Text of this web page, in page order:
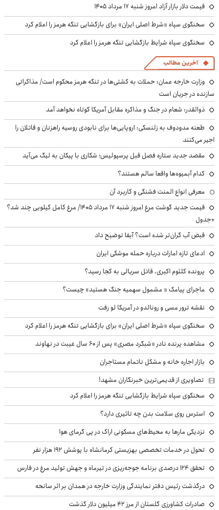
قیمت دلار بازار آزاد امروز شنبه ۱۷ مرداد ۱۴۰۵
سخنگوی سپاه «شرط اصلی ایران» برای بازگشایی تنگه هرمز را اعلام کرد
سخنگوی سپاه شرایط بازگشایی تنگه هرمز را اعلام کرد
آخرین مطالب
وزارت خارجه عمان: حملات به کشتی‌ها در تنگه هرمز محکوم است/ مذاکراتی
سازنده در جریان است
ذوالقدر: شعام در جنگ و مذاکره مقابل آمریکا کوتاه نخواهد آمد
طعنه مدودوف به زلنسکی: اروپایی‌ها برای نابودی روسیه راهزنان و قاتلان را
اجیر می‌کنند
مقصد جدید ستاره فصل قبل پرسپولیس؛ شکاری با پیکان به لیگ می‌آید
کدام آبمیوه‌ها واقعا سالم هستند؟
معرفی انواع المنت فشنگی و کاربرد آن
قیمت جدید گوشت مرغ امروز شنبه ۱۷ مرداد ۱۴۰۵/ مرغ کامل کیلویی چند شد؟
+جدول
قبض آب گران‌تر شده است؟ آبفا توضیح داد
ادعای تازه امارات درباره حمله موشکی ایران
پرونده کلثوم اکبری، قاتل سریالی به کجا رسید؟
ماجرای پیامک « مشمول سهمیه جنگ هستید» چیست؟
نقشه ترور مسی و رونالدو در آمریکا لو رفت
سخنگوی سپاه «شرط اصلی ایران» برای بازگشایی تنگه هرمز را اعلام کرد
مشاهده پرنده نادر «شبگرد مصری» پس از ۶۰ سال غیبت در نهاوند
بازار اجاره خانه و مشکل ناتمام مستاجران
تصاویری از قدیمی‌ترین خبرنگاران مشهد!
سخنگوی سپاه شرایط بازگشایی تنگه هرمز را اعلام کرد
استرس روی سلامت بدن چه تاثیری دارد؟
نزدیکی مارها به محیط‌های مسکونی اراک در پی گرمای هوا
تحول در خدمات تخصصی بهزیستی کرمانشاه با پوشش ۱۹۲ هزار نفر
تحقق ۱۲۴ درصدی برنامه جوجه‌ریزی در تیرماه و جهش تولید مرغ در فارس
درگذشت رئیس دفتر نمایندگی وزارت خارجه در همدان بر اثر سانحه
صادرات کشاورزی گلستان از مرز ۴۲ میلیون دلار گذشت